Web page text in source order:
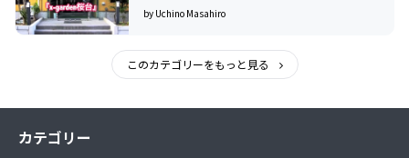
by Uchino Masahiro
このカテゴリーをもっと見る
カテゴリー